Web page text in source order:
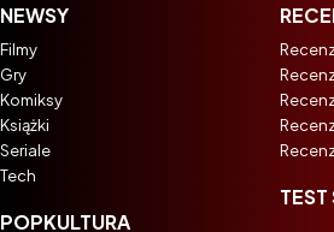
NEWSY
Filmy
Gry
Komiksy
Książki
Seriale
Tech
POPKULTURA
TEST